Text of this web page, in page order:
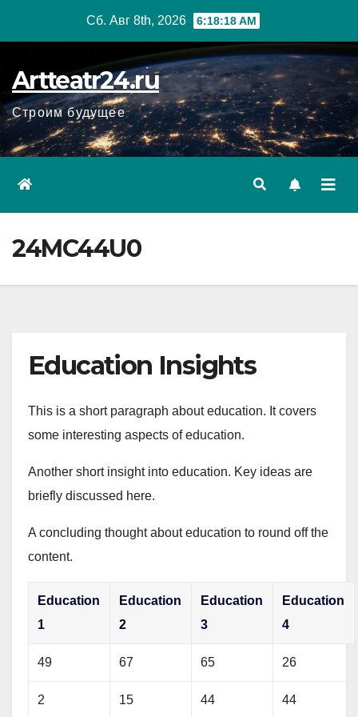
Сб. Авг 8th, 2026 6:18:19 AM
Artteatr24.ru
Строим будущее
24MC44U0
Education Insights
This is a short paragraph about education. It covers
some interesting aspects of education.
Another short insight into education. Key ideas are
briefly discussed here.
A concluding thought about education to round off the
content.
Education
1
Education
2
Education
3
Education
4
49 67 65 26
2 15 44 44